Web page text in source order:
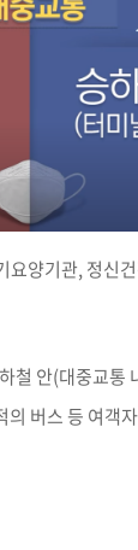
요양기관, 정신
철 안(대중교통
버스 등 여객